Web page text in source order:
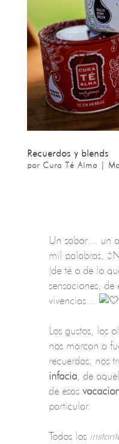
Recuerdos y blends
por Cura Té Alma |
Un sabor… un
mil palabras,
(de té o de lo
sensaciones, de
vivencias…
Los gustos, los
nos marcan a
recuerdos, nos
infacia, de
de esas
particular.
Todos los